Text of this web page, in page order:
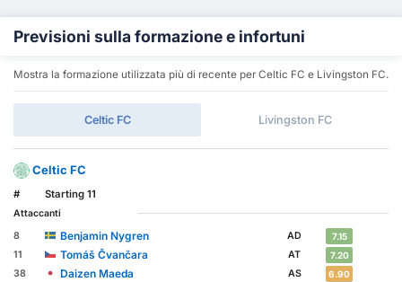
Previsioni sulla formazione e infortuni
Mostra la formazione utilizzata più di recente per Celtic FC e Livingston FC.
Celtic FC Livingston FC
Celtic FC
# Starting 11
Attaccanti
8
Benjamin Nygren AD 7.15
11 Tomáš Čvančara AT 7.20
38 Daizen Maeda AS 6.90